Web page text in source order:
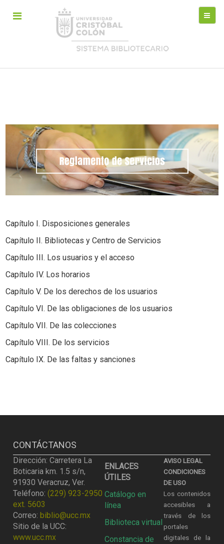
Capítulo I. Disposiciones generales
Capítulo II. Bibliotecas y Centro de Servicios
Capítulo III. Los usuarios y el acceso
Capítulo IV. Los horarios
Capítulo V. De los derechos de los usuarios
Capítulo VI. De las obligaciones de los usuarios
Capítulo VII. De las colecciones
Capítulo VIII. De los servicios
Capítulo IX. De las faltas y sanciones
CONTÁCTANOS
Dirección: Carretera La
Boticaria km. 1.5 s/n,
91930 Veracruz, Ver.
Teléfono:(229) 923-2950
ext. 5603
Correo:biblio@ucc.mx
Sitio de la UCC:
www.ucc.mx
ENLACES
ÚTILES
Catálogo en
línea
Biblioteca virtual
Constancia de
AVISO LEGAL
CONDICIONES
DE USO
Los contenidos
accesibles a
través de los
portales
digitales de la